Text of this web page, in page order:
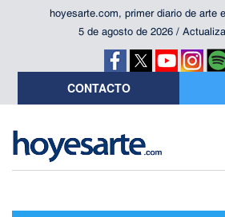
hoyesarte.com, primer diario de arte
5 de agosto de 2026 /
CONTACTO